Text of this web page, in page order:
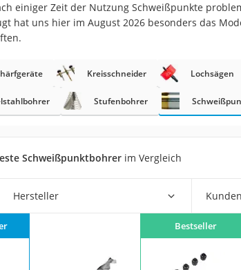
Fliesenschneider
Hochdruckreiniger
Überwachungskamera
Benzinrasenmäher mit Elektrostart
Multimeter
Winterharte Palmen
Gasdurchlauferhitzer
einiger Zeit der Nutzung Schweißpunkte
hat uns hier im August 2026 besonders das
Kreisschneider Lochsägen
Stufenbohrer
Schweißpunktbohrer im Vergleich
Hersteller
Bestseller